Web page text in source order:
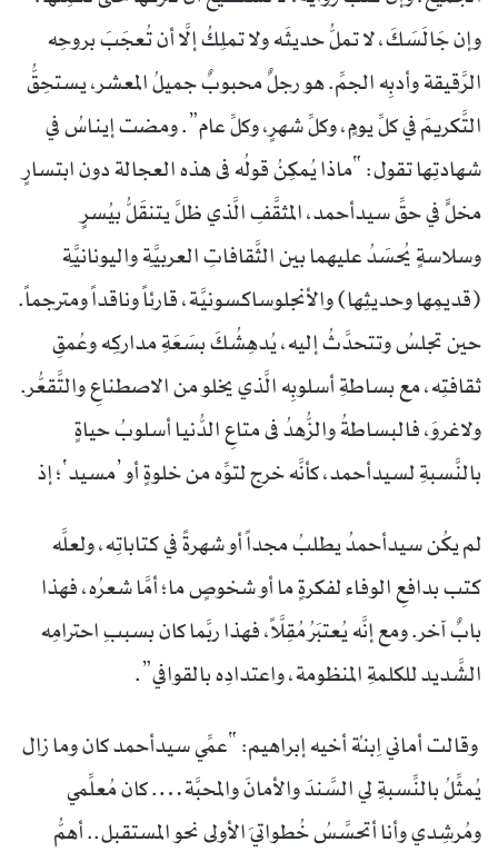
وإن جَالَسَكَ، لا تملُّ حديثَه ولا تملِكُ إلَّا أن تُعجَبَ بروحِه
الرَّقيقة وأدبِه الجمِّ. هو رجلٌ محبوبٌ جميلُ المعشر، يستحِقُّ
التَّكريمَ في كلِّ يومٍ، وكلِّ شهرٍ، وكلِّ عام”. ومضت إيناسُ في
شهادتِها تقول: “ماذا يُمكِنُ قولُه فى هذه العجالة دون ابتسارٍ
مخلٍّ في حقِّ سيدأحمد، المثقَّفِ الَّذي ظلَّ يتنقَلُّ بيُسرٍ
وسلاسةٍ يُحسَدُ عليهما بين الثَّقافاتِ العربيَّةِ واليونانيَّةِ
(قديمِها وحديثِها) والأنجلوساكسونيَّة، قارئاً وناقداً ومترجماً.
حين تجلسُ وتتحدَّثُ إليه، يُدهِشُكَ بسَعَةِ مداركِه وعُمقِ
ثقافتِه، مع بساطةِ أسلوبِه الَّذي يخلو من الاصطناعِ والتَّقعُّر.
ولاغروَ، فالبساطةُ والزُّهدُ فى متاعِ الدُّنيا أسلوبُ حياةٍ
بالنَّسبةِ لسيدأحمد، كأنَّه خرج لتوِّه من خلوةٍ أو ’مسيد‘؛ إذ
لم يكُن سيدأحمدُ يطلبُ مجداً أو شهرةً في كتاباتِه، ولعلَّه
كتب بدافعِ الوفاء لفكرةٍ ما أو شخوصٍ ما؛ أمَّا شعرُه، فهذا
بابٌ آخر. ومع إنَّه يُعتبَرُ مُقِلَّاً، فهذا ربَّما كان بسببِ احترامِه
الشَّديد للكلمةِ المنظومة، واعتدادِه بالقوافي”.
وقالت أماني اِبنةُ أخيه إبراهيم: “عمِّي سيدأحمد كان وما زال
يُمثِّلُ بالنِّسبةِ لي السَّندَ والأمانَ والمحبَّة…. كان مُعلِّمي
ومُرشِدي وأنا أتحسَّسُ خُطواتيَ الأولى نحو المستقبل.. أهمُّ